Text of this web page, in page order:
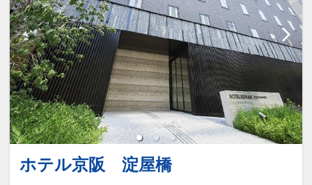
ホテル京阪 淀屋橋